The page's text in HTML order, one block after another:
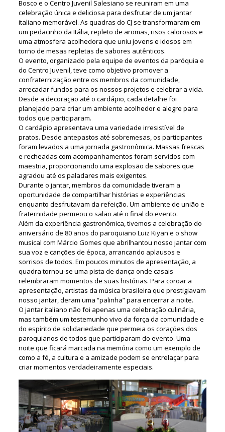
Bosco e o Centro Juvenil Salesiano se reuniram em uma
celebração única e deliciosa para desfrutar de um jantar
italiano memorável. As quadras do CJ se transformaram em
um pedacinho da Itália, repleto de aromas, risos calorosos e
uma atmosfera acolhedora que uniu jovens e idosos em
torno de mesas repletas de sabores autênticos.
O evento, organizado pela equipe de eventos da paróquia e
do Centro Juvenil, teve como objetivo promover a
confraternização entre os membros da comunidade,
arrecadar fundos para os nossos projetos e celebrar a vida.
Desde a decoração até o cardápio, cada detalhe foi
planejado para criar um ambiente acolhedor e alegre para
todos que participaram.
O cardápio apresentava uma variedade irresistível de
pratos. Desde antepastos até sobremesas, os participantes
foram levados a uma jornada gastronômica. Massas frescas
e recheadas com acompanhamentos foram servidos com
maestria, proporcionando uma explosão de sabores que
agradou até os paladares mais exigentes.
Durante o jantar, membros da comunidade tiveram a
oportunidade de compartilhar histórias e experiências
enquanto desfrutavam da refeição. Um ambiente de união e
fraternidade permeou o salão até o final do evento.
Além da experiência gastronômica, tivemos a celebração do
aniversário de 80 anos do paroquiano Luiz Kiyan e o show
musical com Márcio Gomes que abrilhantou nosso jantar com
sua voz e canções de época, arrancando aplausos e
sorrisos de todos. Em poucos minutos de apresentação, a
quadra tornou-se uma pista de dança onde casais
relembraram momentos de suas histórias. Para coroar a
apresentação, artistas da música brasileira que prestigiavam
nosso jantar, deram uma “palinha” para encerrar a noite.
O jantar italiano não foi apenas uma celebração culinária,
mas também um testemunho vivo da força da comunidade e
do espírito de solidariedade que permeia os corações dos
paroquianos de todos que participaram do evento. Uma
noite que ficará marcada na memória como um exemplo de
como a fé, a cultura e a amizade podem se entrelaçar para
criar momentos verdadeiramente especiais.